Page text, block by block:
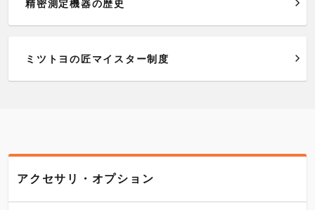
精密測定機器の歴史
ミツトヨの匠マイスター制度
アクセサリ・オプション